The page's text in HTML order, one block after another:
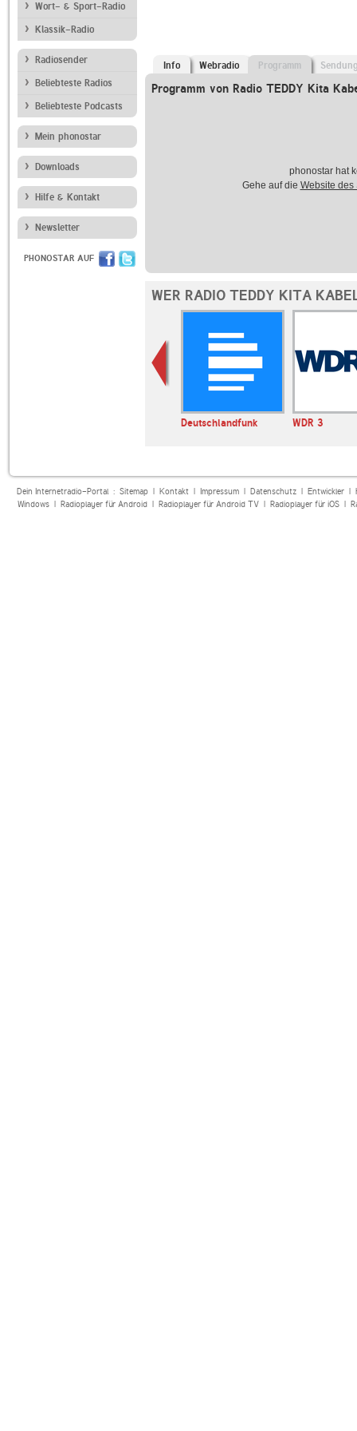
Wort- & Sport-Radio
Klassik-Radio
Radiosender
Beliebteste Radios
Beliebteste Podcasts
Mein phonostar
Downloads
Hilfe & Kontakt
Newsletter
PHONOSTAR AUF
Info Webradio Programm
Programm von Radio TEDDY Kita
phonostar hat
Gehe auf die Website des
WER RADIO TEDDY KITA
Deutschlandfunk WDR 3
Dein Internetradio-Portal : Sitemap| Kontakt| Impressum| Datenschutz| Entwickler|
Windows| Radioplayer für Android| Radioplayer für Android TV| Radioplayer für iOS|